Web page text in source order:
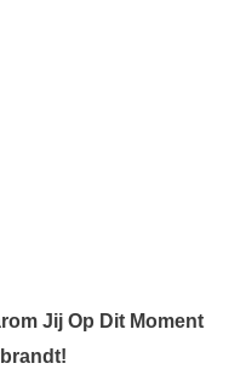
Jij Op Dit Moment